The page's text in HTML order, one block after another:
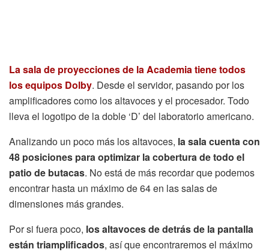
La sala de proyecciones de la Academia tiene todos
los equipos Dolby. Desde el servidor, pasando por los
amplificadores como los altavoces y el procesador. Todo
lleva el logotipo de la doble ‘D’ del laboratorio americano.
Analizando un poco más los altavoces, la sala cuenta con
48 posiciones para optimizar la cobertura de todo el
patio de butacas. No está de más recordar que podemos
encontrar hasta un máximo de 64 en las salas de
dimensiones más grandes.
Por si fuera poco, los altavoces de detrás de la pantalla
están triamplificados, así que encontraremos el máximo